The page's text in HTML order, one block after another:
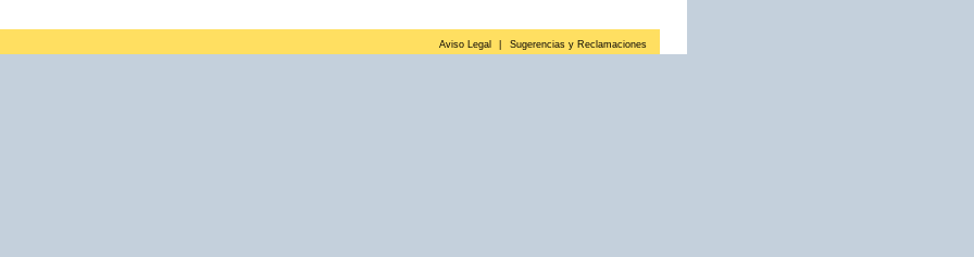
Aviso Legal Sugerencias y Reclamaciones